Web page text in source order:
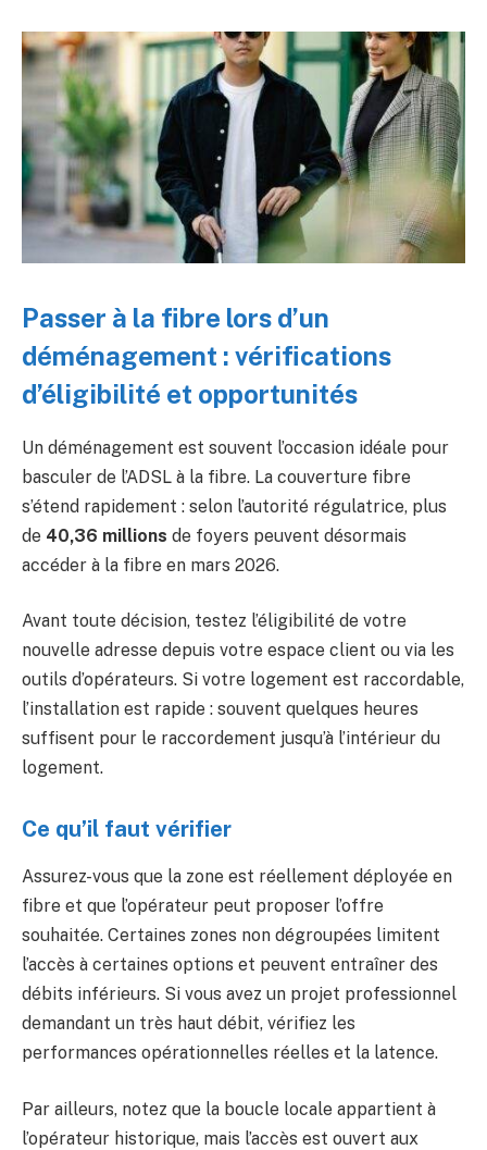
Passer à la fibre lors d’un
déménagement : vérifications
d’éligibilité et opportunités
Un déménagement est souvent l’occasion idéale pour
basculer de l’ADSL à la fibre. La couverture fibre
s’étend rapidement : selon l’autorité régulatrice, plus
de 40,36 millions de foyers peuvent désormais
accéder à la fibre en mars 2026.
Avant toute décision, testez l’éligibilité de votre
nouvelle adresse depuis votre espace client ou via les
outils d’opérateurs. Si votre logement est raccordable,
l’installation est rapide : souvent quelques heures
suffisent pour le raccordement jusqu’à l’intérieur du
logement.
Ce qu’il faut vérifier
Assurez-vous que la zone est réellement déployée en
fibre et que l’opérateur peut proposer l’offre
souhaitée. Certaines zones non dégroupées limitent
l’accès à certaines options et peuvent entraîner des
débits inférieurs. Si vous avez un projet professionnel
demandant un très haut débit, vérifiez les
performances opérationnelles réelles et la latence.
Par ailleurs, notez que la boucle locale appartient à
l’opérateur historique, mais l’accès est ouvert aux